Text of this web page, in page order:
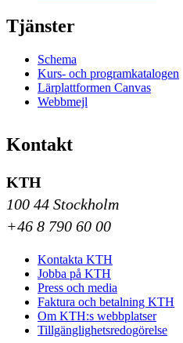
Tjänster
Schema
Kurs- och programkatalogen
Lärplattformen Canvas
Webbmejl
Kontakt
KTH
100 44 Stockholm
+46 8 790 60 00
Kontakta KTH
Jobba på KTH
Press och media
Faktura och betalning KTH
Om KTH:s webbplatser
Tillgänglighetsredogörelse